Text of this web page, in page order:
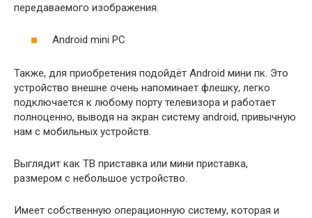
передаваемого изображения.
Android mini PC
Также, для приобретения подойдёт Android мини пк. Это
устройство внешне очень напоминает флешку, легко
подключается к любому порту телевизора и работает
полноценно, выводя на экран систему android, привычную
нам с мобильных устройств.
Выглядит как ТВ приставка или мини приставка,
размером с небольшое устройство.
Имеет собственную операционную систему, которая и